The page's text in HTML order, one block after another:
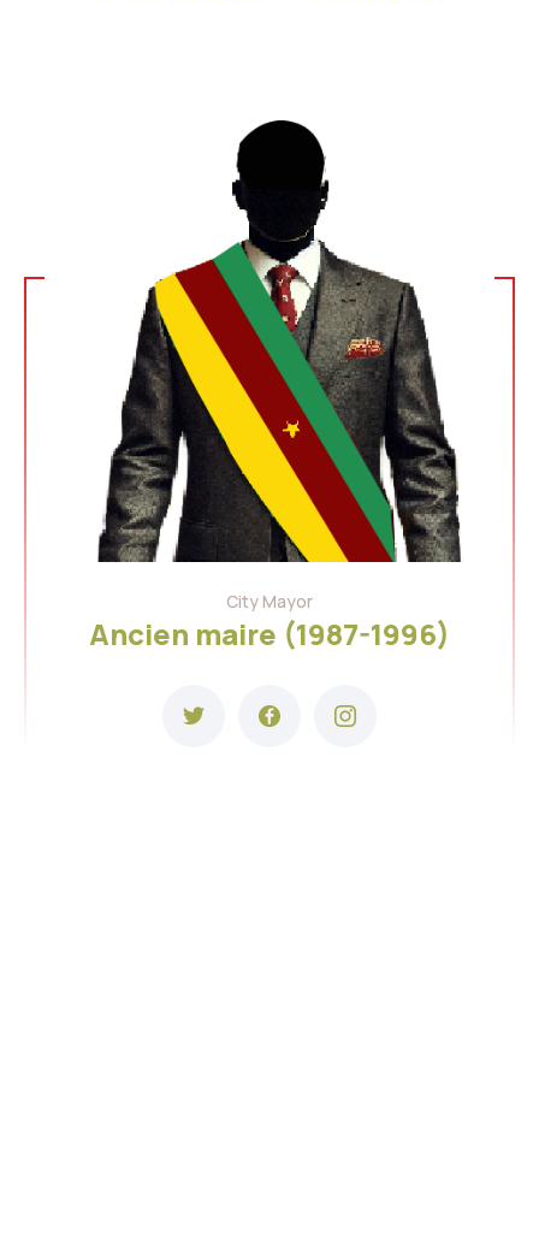
City Mayor
Ancien maire (1987-1996)